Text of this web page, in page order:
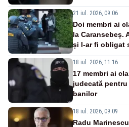
21 iul. 2026, 09:06
Doi membri ai
la Caransebeș.
și l-ar fi obligat
18 iul. 2026, 11:16
17 membri ai
judecată
banilor
18 iul. 2026, 09:09
Radu